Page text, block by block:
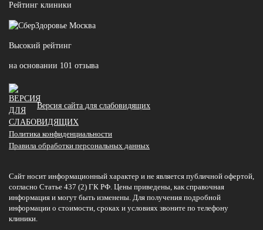
Рейтинг клиники
Высокий рейтинг
на основании 101 отзыва
Версия сайта для слабовидящих
Политика конфиденциальности
Правила обработки персональных данных
Сайт носит информационный характер и не является публичной офертой,
согласно Статье 437 (2) ГК РФ. Цены приведены, как справочная
информация и могут быть изменены. Для получения подробной
информации о стоимости, сроках и условиях звоните по телефону
клиники.